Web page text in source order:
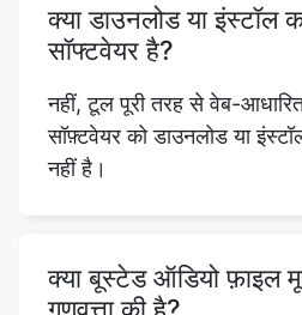
सॉफ़्टवेयर को डाउनलोड या
नहीं है।
क्या बूस्टेड ऑडियो फ़ाइल
हां, टूल समग्र ऑडियो गुणवत्ता से
स्तर को बढ़ाने के लिए उन्नत